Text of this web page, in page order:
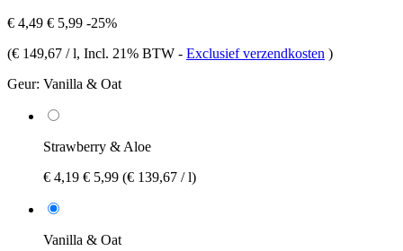
€ 4,49 € 5,99 -25%
(€ 149,67 / l, Incl. 21% BTW - Exclusief verzendkosten )
Geur: Vanilla & Oat
Strawberry & Aloe
€ 4,19 € 5,99 (€ 139,67 / l)
Vanilla & Oat